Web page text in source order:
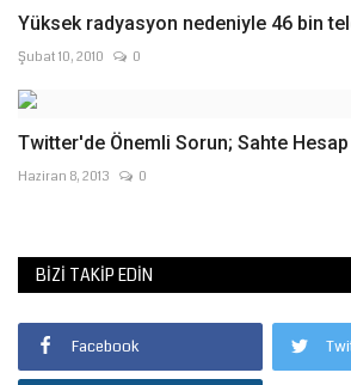
Yüksek radyasyon nedeniyle 46 bin
Şubat 10, 2010 0
Twitter'de Önemli Sorun; Sahte Hesap
Haziran 8, 2013 0
BIZI TAKIP EDIN
Facebook